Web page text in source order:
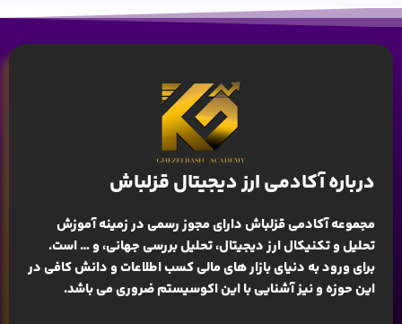
درباره آکادمی ارز دیجیتال قزلباش
مجموعه آکادمی قزلباش دارای مجوز رسمی در زمینهآموزش
تحلیل و تکنیکال ارز دیجیتال، تحلیل بررسی جهانی، و … است.
برای ورود به دنیای بازار های مالی کسب اطلاعات و دانش کافی در
این حوزه و نیز آشنایی با این اکوسیستم ضروری می باشد.